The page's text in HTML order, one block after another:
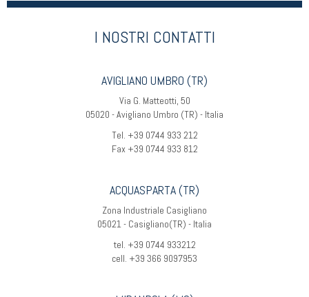
I NOSTRI CONTATTI
AVIGLIANO UMBRO (TR)
Via G. Matteotti, 50
05020 - Avigliano Umbro (TR) - Italia
Tel. +39 0744 933 212
Fax +39 0744 933 812
ACQUASPARTA (TR)
Zona Industriale Casigliano
05021 - Casigliano(TR) - Italia
tel. +39 0744 933212
cell. +39 366 9097953